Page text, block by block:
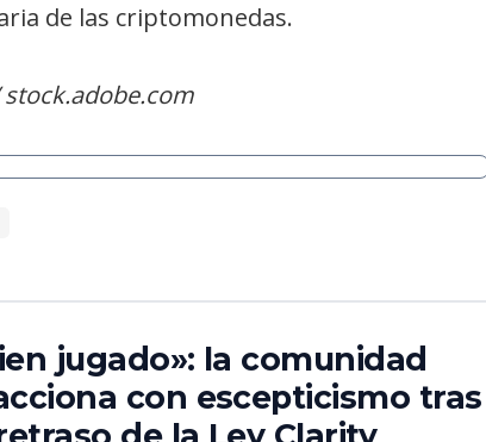
de las criptomonedas.
jugado»: la comunidad
con escepticismo tras